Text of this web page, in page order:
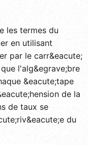
les termes du
en utilisant
par le carr&eacute;
l'alg&egrave;bre
&eacute;tape
de la
de taux se
du